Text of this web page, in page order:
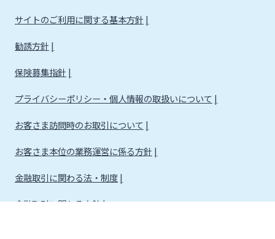
サイトのご利用に関する基本方針
勧誘方針
保険募集指針
プライバシーポリシー・個人情報の取扱いについて
お客さま訪問時のお取引について
お客さま本位の業務運営に係る方針
金融取引に関わる法・制度
金融取引に関わる方針